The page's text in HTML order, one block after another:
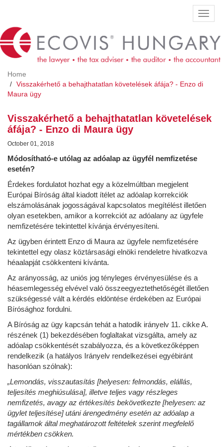
content
Home
Visszakérhető a behajthatatlan követelések áfája? - Enzo di
Maura ügy
Visszakérhető a behajthatatlan követelések
áfája? - Enzo di Maura ügy
October 01, 2018
Módosítható-e utólag az adóalap az ügyfél nemfizetése
esetén?
Érdekes fordulatot hozhat egy a közelmúltban megjelent
Európai Bíróság által kiadott ítélet az adóalap korrekciók
elszámolásának jogosságával kapcsolatos megítélést illetően
olyan esetekben, amikor a korrekciót az adóalany az ügyfele
nemfizetésére tekintettel kívánja érvényesíteni.
Az ügyben érintett Enzo di Maura az ügyfele nemfizetésére
tekintettel egy olasz köztársasági elnöki rendeletre hivatkozva
héaalapját csökkenteni kívánta.
Az arányosság, az uniós jog tényleges érvényesülése és a
héasemlegesség elvével való összeegyeztethetőségét illetően
szükségessé vált a kérdés eldöntése érdekében az Európai
Bírósághoz fordulni.
A Bíróság az ügy kapcsán tehát a hatodik irányelv 11. cikke A.
részének (1) bekezdésében foglaltakat vizsgálta, amely az
adóalap csökkentését szabályozza, és a következőképpen
rendelkezik (a hatályos Irányelv rendelkezései egyébiránt
hasonlóan szólnak):
„Lemondás, visszautasítás [helyesen: felmondás, elállás,
teljesítés meghiúsulása], illetve teljes vagy részleges
nemfizetés, avagy az értékesítés bekövetkezte [helyesen: az
ügylet teljesítése] utáni árengedmény esetén az adóalap a
tagállamok által meghatározott feltételek szerint megfelelő
mértékben csökken.